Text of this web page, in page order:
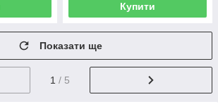
Купити
Показати ще
1 / 5